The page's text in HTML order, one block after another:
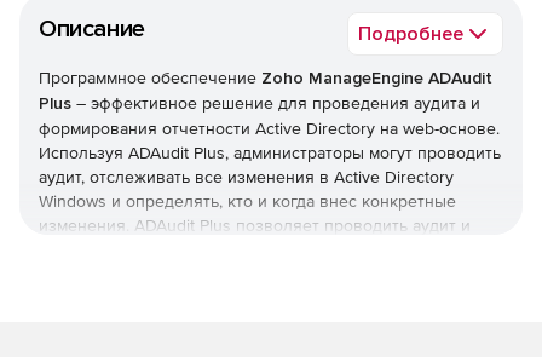
Описание Подробнее
Программное обеспечение Zoho ManageEngine ADAudit
Plus – эффективное решение для проведения аудита и
формирования отчетности Active Directory на web-основе.
Используя ADAudit Plus, администраторы могут проводить
аудит, отслеживать все изменения в Active Directory
Windows и определять, кто и когда внес конкретные
изменения. ADAudit Plus позволяет проводить аудит и